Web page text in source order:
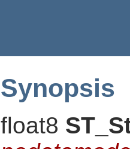
Synopsis
float8